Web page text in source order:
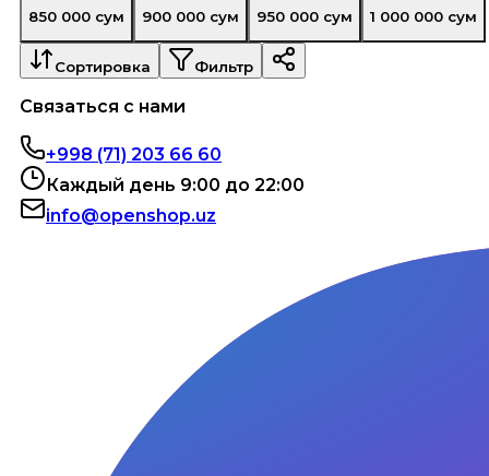
850 000 сум
900 000 сум
950 000 сум
1 000 000 сум
Сортировка Фильтр
Связаться с нами
+998 (71) 203 66 60
Каждый день 9:00 до 22:00
info@openshop.uz